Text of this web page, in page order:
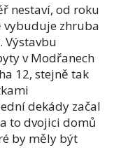
nestaví, od roku
vybuduje zhruba
Výstavbu
v Modřanech
12, stejně tak
dekády začal
to dvojici domů
by měly být